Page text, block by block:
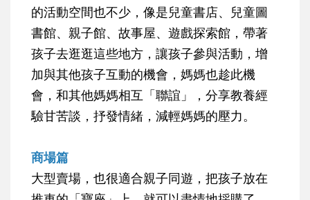
的活動空間也不少，像是兒童書店、兒童圖
書館、親子館、故事屋、遊戲探索館，帶著
孩子去逛逛這些地方，讓孩子參與活動，增
加與其他孩子互動的機會，媽媽也趁此機
會，和其他媽媽相互「聯誼」，分享教養經
驗甘苦談，抒發情緒，減輕媽媽的壓力。
商場篇
大型賣場，也很適合親子同遊，把孩子放在